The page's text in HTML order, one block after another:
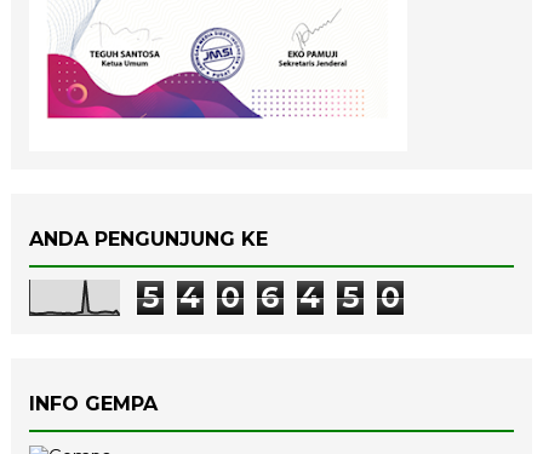
ANDA PENGUNJUNG KE
5 4 0 6 4 5 0
INFO GEMPA